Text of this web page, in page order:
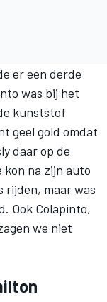
er een derde
was bij het
kunststof
geel gold omdat
daar op de
na zijn auto
rijden, maar was
Ook Colapinto,
we niet